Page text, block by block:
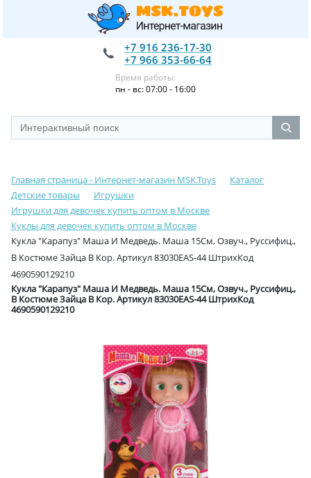
+7 916 236-17-30
+7 966 353-66-64
Время работы:
пн - вс: 07:00 - 16:00
Главная страница - Интернет-магазин MSK.Toys
Каталог
Детские товары
Игрушки
Игрушки для девочек купить оптом в Москве
Куклы для девочек купить оптом в Москве
Кукла "Карапуз" Маша И Медведь. Маша 15См, Озвуч., Руссифиц.,
В Костюме Зайца В Кор. Артикул 83030EAS-44 ШтрихКод
4690590129210
Кукла "Карапуз" Маша И Медведь. Маша 15См, Озвуч., Руссифиц.,
В Костюме Зайца В Кор. Артикул 83030EAS-44 ШтрихКод
4690590129210